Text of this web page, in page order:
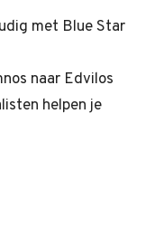
met Blue Star
naar Edvilos
helpen je